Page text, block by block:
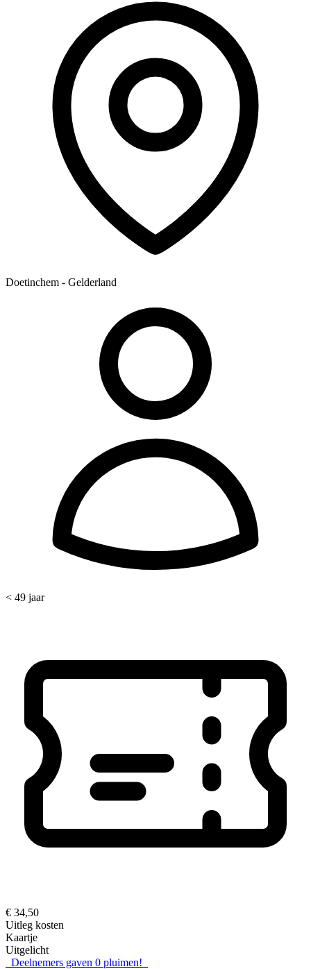
Doetinchem - Gelderland
< 49 jaar
€ 34,50
Uitleg kosten
Kaartje
Uitgelicht
Deelnemers gaven 0 pluimen!